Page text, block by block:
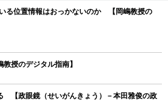
る位置情報はおっかないのか 【岡嶋教授の
授のデジタル指南】
【政眼鏡（せいがんきょう）－本田雅俊の政